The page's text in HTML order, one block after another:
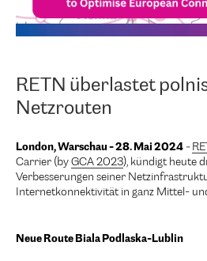
RETN überlastet
Netzrouten
London, Warschau - 28. Mai 2024 -
Carrier (by GCA 2023), kündigt heute
Verbesserungen seiner
Internetkonnektivität in ganz Mittel-
Neue Route Biala Podlaska-Lublin